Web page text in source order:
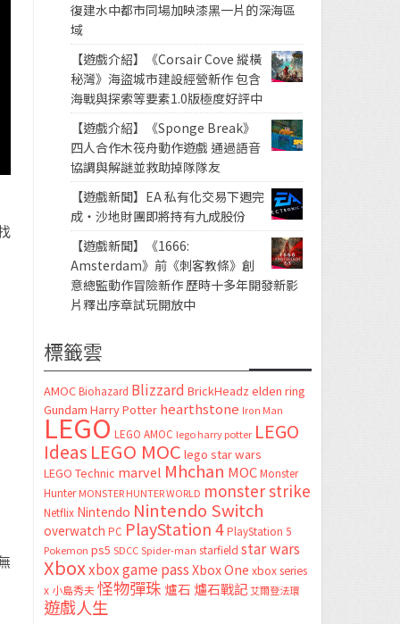
復建水中都市同場加映漆黑一片的深海區
域
【遊戲介紹】《Corsair Cove 縱橫
秘灣》海盜城市建設經營新作 包含
海戰與探索等要素1.0版極度好評中
【遊戲介紹】《Sponge Break》
四人合作木筏舟動作遊戲 通過語音
協調與解謎並救助掉隊隊友
【遊戲新聞】EA 私有化交易下週完
成・沙地財團即將持有九成股份
【遊戲新聞】《1666:
Amsterdam》前《刺客教條》創
意總監動作冒險新作 歷時十多年開發新影
片釋出序章試玩開放中
標籤雲
AMOC Biohazard Blizzard BrickHeadz elden ring
Gundam Harry Potter hearthstone Iron Man
LEGO LEGO AMOC lego harry potter LEGO
Ideas LEGO MOC lego star wars
LEGO Technic marvel Mhchan MOC Monster
Hunter MONSTER HUNTER WORLD monster strike
Netflix Nintendo Nintendo Switch
overwatch PC PlayStation 4 PlayStation 5
Pokemon ps5 SDCC Spider-man starfield star wars
Xboxxbox game passXbox One xbox series
x 小島秀夫怪物彈珠 爐石 爐石戰記艾爾登法環
遊戲人生